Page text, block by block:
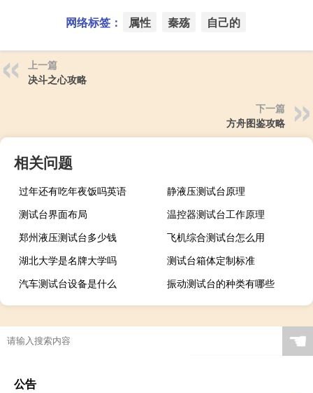
网络标签： 属性 秦殇 自己的
上一篇
决斗之心攻略
下一篇
方舟图鉴攻略
相关问题
过年还有吃年夜饭吗英语
静液压测试台原理
测试台界面布局
温控器测试台工作原理
郑州液压测试台多少钱
飞机综合测试台怎么用
湖北大学是名牌大学吗
测试台箱体定制标准
汽车测试台设备是什么
振动测试台的种类有哪些
☚
公告